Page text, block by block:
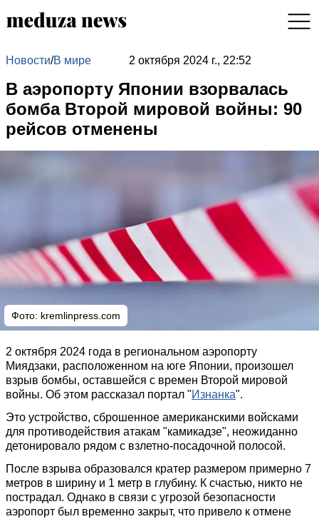
Новости/В мире 2 октября 2024 г., 22:52
В аэропорту Японии взорвалась
бомба Второй мировой войны: 90
рейсов отменены
Фото: kremlinpress.com
2 октября 2024 года в региональном аэропорту
Миядзаки, расположенном на юге Японии, произошел
взрыв бомбы, оставшейся с времен Второй мировой
войны. Об этом рассказал портал "Изнанка".
Это устройство, сброшенное американскими войсками
для противодействия атакам "камикадзе", неожиданно
детонировало рядом с взлетно-посадочной полосой.
После взрыва образовался кратер размером примерно 7
метров в ширину и 1 метр в глубину. К счастью, никто не
пострадал. Однако в связи с угрозой безопасности
аэропорт был временно закрыт, что привело к отмене